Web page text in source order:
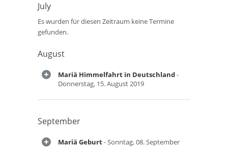
July
Es wurden für diesen Zeitraum keine Termine
gefunden.
August
Mariä Himmelfahrt in Deutschland-
Donnerstag, 15. August 2019
September
Mariä Geburt- Sonntag, 08. September